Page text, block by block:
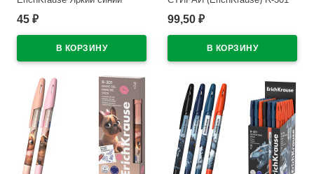
тонированный арт.64886
45 ₽
Магия Кубомир (Magic Block)
99,50 ₽